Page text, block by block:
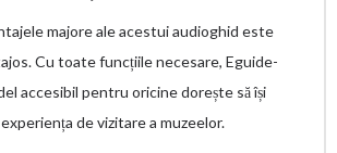
majore ale acestui audioghid este
Cu toate funcțiile necesare, Eguide-
accesibil pentru oricine dorește să își
de vizitare a muzeelor.